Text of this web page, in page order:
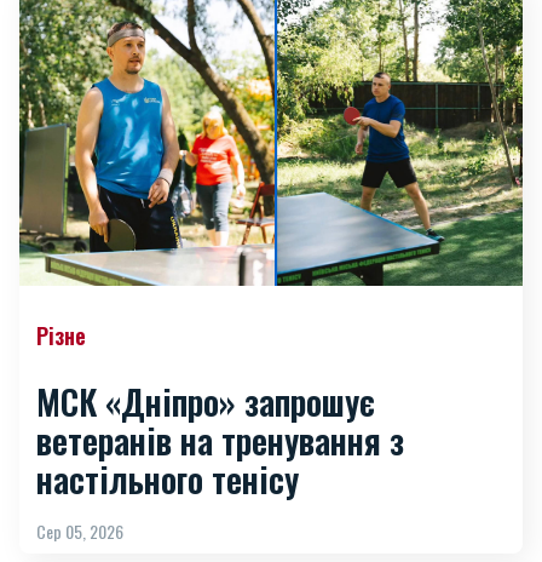
Різне
МСК «Дніпро» запрошує
ветеранів на тренування з
настільного тенісу
Сер 05, 2026